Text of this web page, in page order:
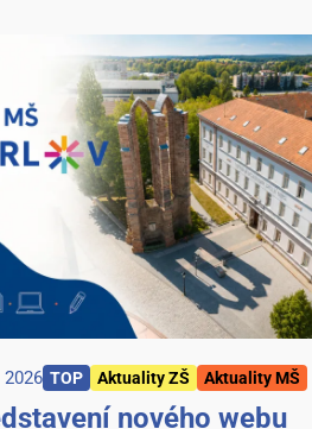
2026 TOP Aktuality ZŠ Aktuality MŠ
nového webu